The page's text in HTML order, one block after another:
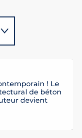
! Le
de béton
devient